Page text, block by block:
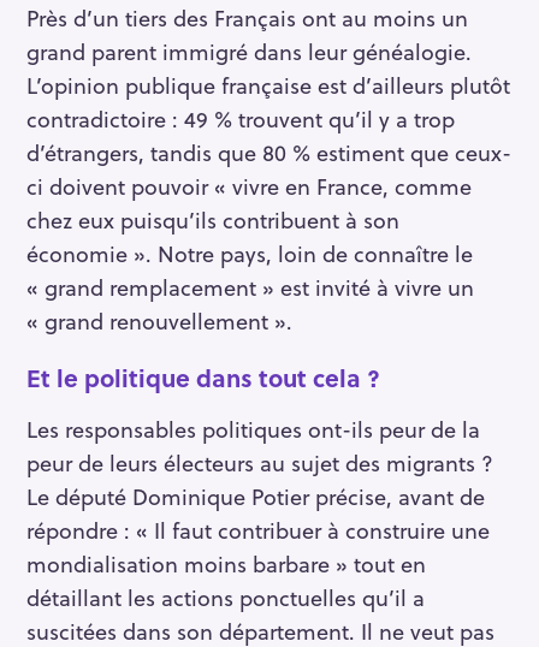
Près d’un tiers des Français ont au moins un
grand parent immigré dans leur généalogie.
L’opinion publique française est d’ailleurs plutôt
contradictoire : 49 % trouvent qu’il y a trop
d’étrangers, tandis que 80 % estiment que ceux-
ci doivent pouvoir « vivre en France, comme
chez eux puisqu’ils contribuent à son
économie ». Notre pays, loin de connaître le
« grand remplacement » est invité à vivre un
« grand renouvellement ».
Et le politique dans tout cela ?
Les responsables politiques ont-ils peur de la
peur de leurs électeurs au sujet des migrants ?
Le député Dominique Potier précise, avant de
répondre : « Il faut contribuer à construire une
mondialisation moins barbare » tout en
détaillant les actions ponctuelles qu’il a
suscitées dans son département. Il ne veut pas